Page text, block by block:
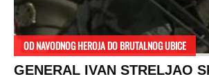
OD NAVODNOG HEROJA DO BRUTALNOG UBICE
GENERAL IVAN STRELJAO